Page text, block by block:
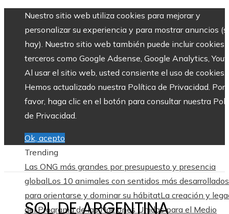
Nuestro sitio web utiliza cookies para mejorar y
personalizar su experiencia y para mostrar anuncios
hay). Nuestro sitio web también puede incluir cookies
terceros como Google Adsense, Google Analytics,
Al usar el sitio web, usted consiente el uso de cookies.
Hemos actualizado nuestra Política de Privacidad. Por
favor, haga clic en el botón para consultar nuestra
de Privacidad.
Ok, acepto
Trending
Las ONG más grandes por presupuesto y presencia
globalLos 10 animales con sentidos más desarrollados
para orientarse y dominar su hábitatLa creación y
del Programa de las Naciones Unidas para el Medio
SOL DE ARGENTINA